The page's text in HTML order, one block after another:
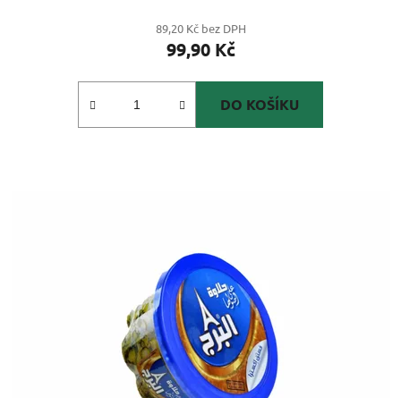
89,20 Kč bez DPH
99,90 Kč
DO KOŠÍKU